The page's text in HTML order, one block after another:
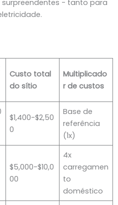
- tanto para
Custo total
do sítio
Multiplicado
r de custos
$1,400-$2,50
0
Base de
referência
(1x)
$5,000-$10,0
00
4x
carregamen
to
doméstico